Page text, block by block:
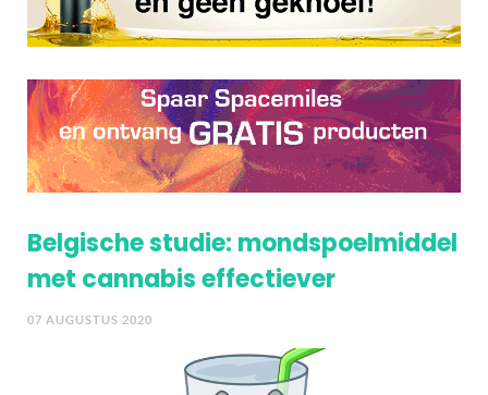
Belgische studie: mondspoelmiddel
met cannabis effectiever
07 AUGUSTUS 2020